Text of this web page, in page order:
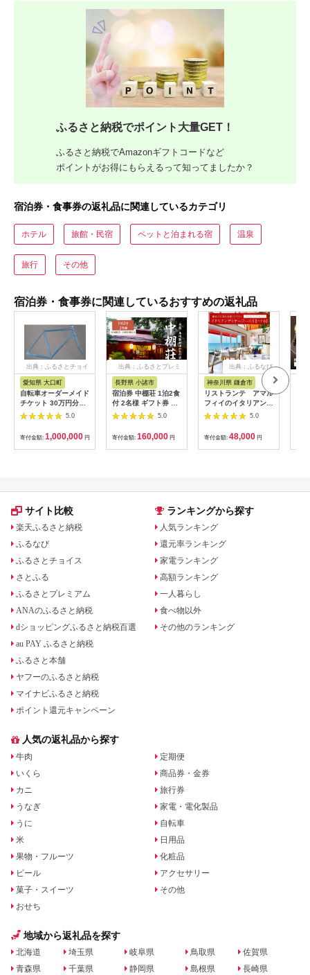
ふるさと納税でポイント大量GET！
ふるさと納税でAmazonギフトコードなど
ポイントがお得にもらえるって知ってましたか？
宿泊券・食事券の返礼品に関連しているカテゴリ
ホテル 旅館・民宿 ペットと泊まれる宿 温泉
旅行 その他
宿泊券・食事券に関連しているおすすめの返礼品
出典：ふるさとチョイ
愛知県 大口町
自転車オーダーメイド
チケット 30万円分
【1360365】
5.0
寄付金額: 1,000,000 円
出典：ふるさとプレミ
長野県 小諸市
宿泊券 中棚荘 1泊2食
付 2名様 ギフト券 チ
ケット 券 宿泊 旅行
5.0
寄付金額: 160,000 円
出典：ふるなび
神奈川県 鎌倉市
リストランテ アマル
フィイのイタリアンデ
ィナーコースA ペア
5.0
寄付金額: 48,000 円
サイト比較
楽天ふるさと納税
ふるなび
ふるさとチョイス
さとふる
ふるさとプレミアム
ANAのふるさと納税
dショッピングふるさと納税百選
au PAY ふるさと納税
ふるさと本舗
ヤフーのふるさと納税
マイナビふるさと納税
ポイント還元キャンペーン
ランキングから探す
人気ランキング
還元率ランキング
家電ランキング
高額ランキング
一人暮らし
食べ物以外
その他のランキング
人気の返礼品から探す
牛肉
いくら
カニ
うなぎ
うに
米
果物・フルーツ
ビール
菓子・スイーツ
おせち
定期便
商品券・金券
旅行券
家電・電化製品
自転車
日用品
化粧品
アクセサリー
その他
地域から返礼品を探す
北海道
青森県
埼玉県
千葉県
岐阜県
静岡県
鳥取県
島根県
佐賀県
長崎県